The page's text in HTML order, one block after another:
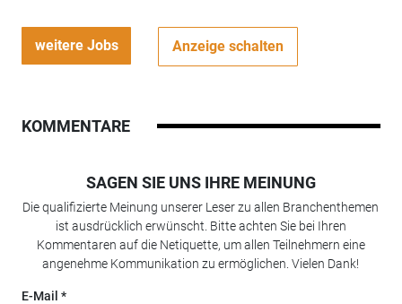
weitere Jobs Anzeige schalten
KOMMENTARE
SAGEN SIE UNS IHRE MEINUNG
Die qualifizierte Meinung unserer Leser zu allen Branchenthemen
ist ausdrücklich erwünscht. Bitte achten Sie bei Ihren
Kommentaren auf die Netiquette, um allen Teilnehmern eine
angenehme Kommunikation zu ermöglichen. Vielen Dank!
E-Mail